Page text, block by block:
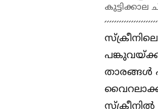
കുട്ടിക്കാല
താരങ്ങള്‍
സ്‌ക്രീനില്‍